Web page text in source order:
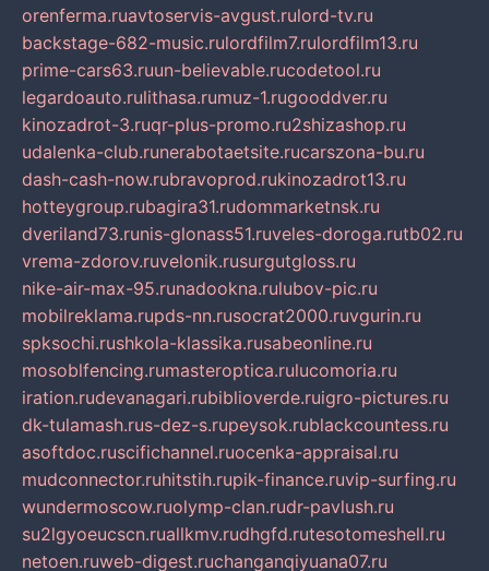
orenferma.ruavtoservis-avgust.rulord-tv.ru
backstage-682-music.rulordfilm7.rulordfilm13.ru
prime-cars63.ruun-believable.rucodetool.ru
legardoauto.rulithasa.rumuz-1.rugooddver.ru
kinozadrot-3.ruqr-plus-promo.ru2shizashop.ru
udalenka-club.runerabotaetsite.rucarszona-bu.ru
dash-cash-now.rubravoprod.rukinozadrot13.ru
hotteygroup.rubagira31.rudommarketnsk.ru
dveriland73.runis-glonass51.ruveles-doroga.rutb02.ru
vrema-zdorov.ruvelonik.rusurgutgloss.ru
nike-air-max-95.runadookna.rulubov-pic.ru
mobilreklama.rupds-nn.rusocrat2000.ruvgurin.ru
spksochi.rushkola-klassika.rusabeonline.ru
mosoblfencing.rumasteroptica.rulucomoria.ru
iration.rudevanagari.rubiblioverde.ruigro-pictures.ru
dk-tulamash.rus-dez-s.rupeysok.rublackcountess.ru
asoftdoc.ruscifichannel.ruocenka-appraisal.ru
mudconnector.ruhitstih.rupik-finance.ruvip-surfing.ru
wundermoscow.ruolymp-clan.rudr-pavlush.ru
su2lgyoeucscn.ruallkmv.rudhgfd.rutesotomeshell.ru
netoen.ruweb-digest.ruchanganqiyuana07.ru